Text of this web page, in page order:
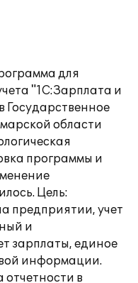
для
"1С:Зарплата и
Государственное
области
программы и
Цель:
предприятии, учет
и
зарплаты, единое
информации.
в